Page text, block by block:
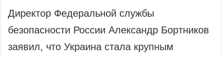
Директор Федеральной службы
безопасности России Александр Бортников
заявил, что Украина стала крупным